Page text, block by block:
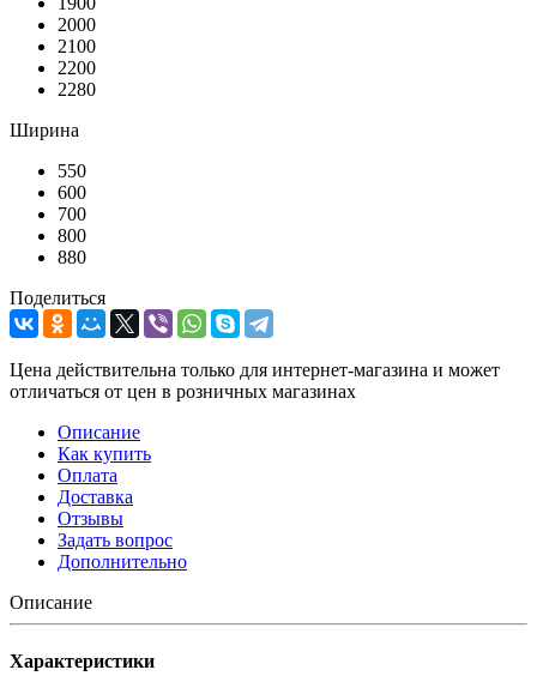
2000
2100
2200
2280
Ширина
550
600
700
800
880
Поделиться
Цена действительна только для интернет-магазина и может
отличаться от цен в розничных магазинах
Описание
Как купить
Оплата
Доставка
Отзывы
Задать вопрос
Дополнительно
Описание
Характеристики